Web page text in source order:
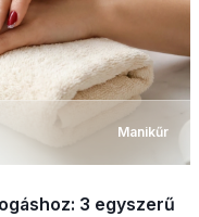
Manikűr
3 egyszerű